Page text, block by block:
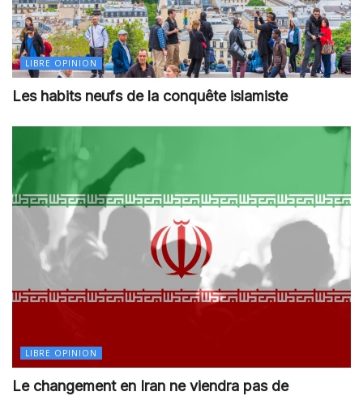
LIBRE OPINION
Les habits neufs de la conquête islamiste
LIBRE OPINION
Le changement en Iran ne viendra pas de